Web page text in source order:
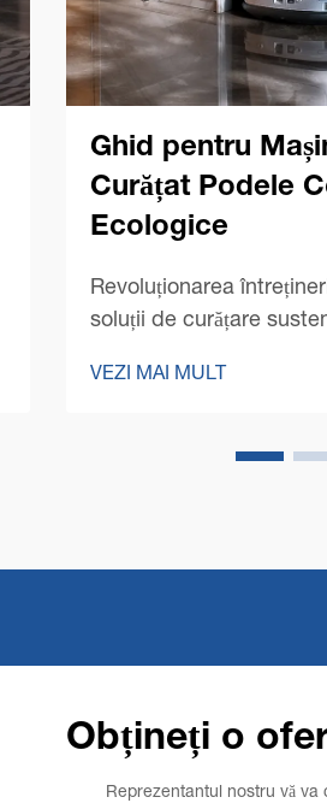
Ghid pentru
Curățat Podele
Ecologice
Revoluționarea
soluții de curățare
transformare dramatică
Mașinile moderne de
VEZI MAI MULT
Obțineți o
Reprezentantul nostru vă